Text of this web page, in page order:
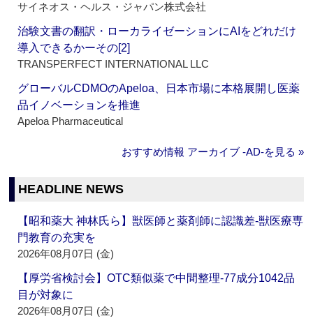
サイネオス・ヘルス・ジャパン株式会社
治験文書の翻訳・ローカライゼーションにAIをどれだけ
導入できるかーその[2]
TRANSPERFECT INTERNATIONAL LLC
グローバルCDMOのApeloa、日本市場に本格展開し医薬
品イノベーションを推進
Apeloa Pharmaceutical
おすすめ情報 アーカイブ ‐AD‐を見る »
HEADLINE NEWS
【昭和薬大 神林氏ら】獣医師と薬剤師に認識差‐獣医療専
門教育の充実を
2026年08月07日 (金)
【厚労省検討会】OTC類似薬で中間整理‐77成分1042品
目が対象に
2026年08月07日 (金)